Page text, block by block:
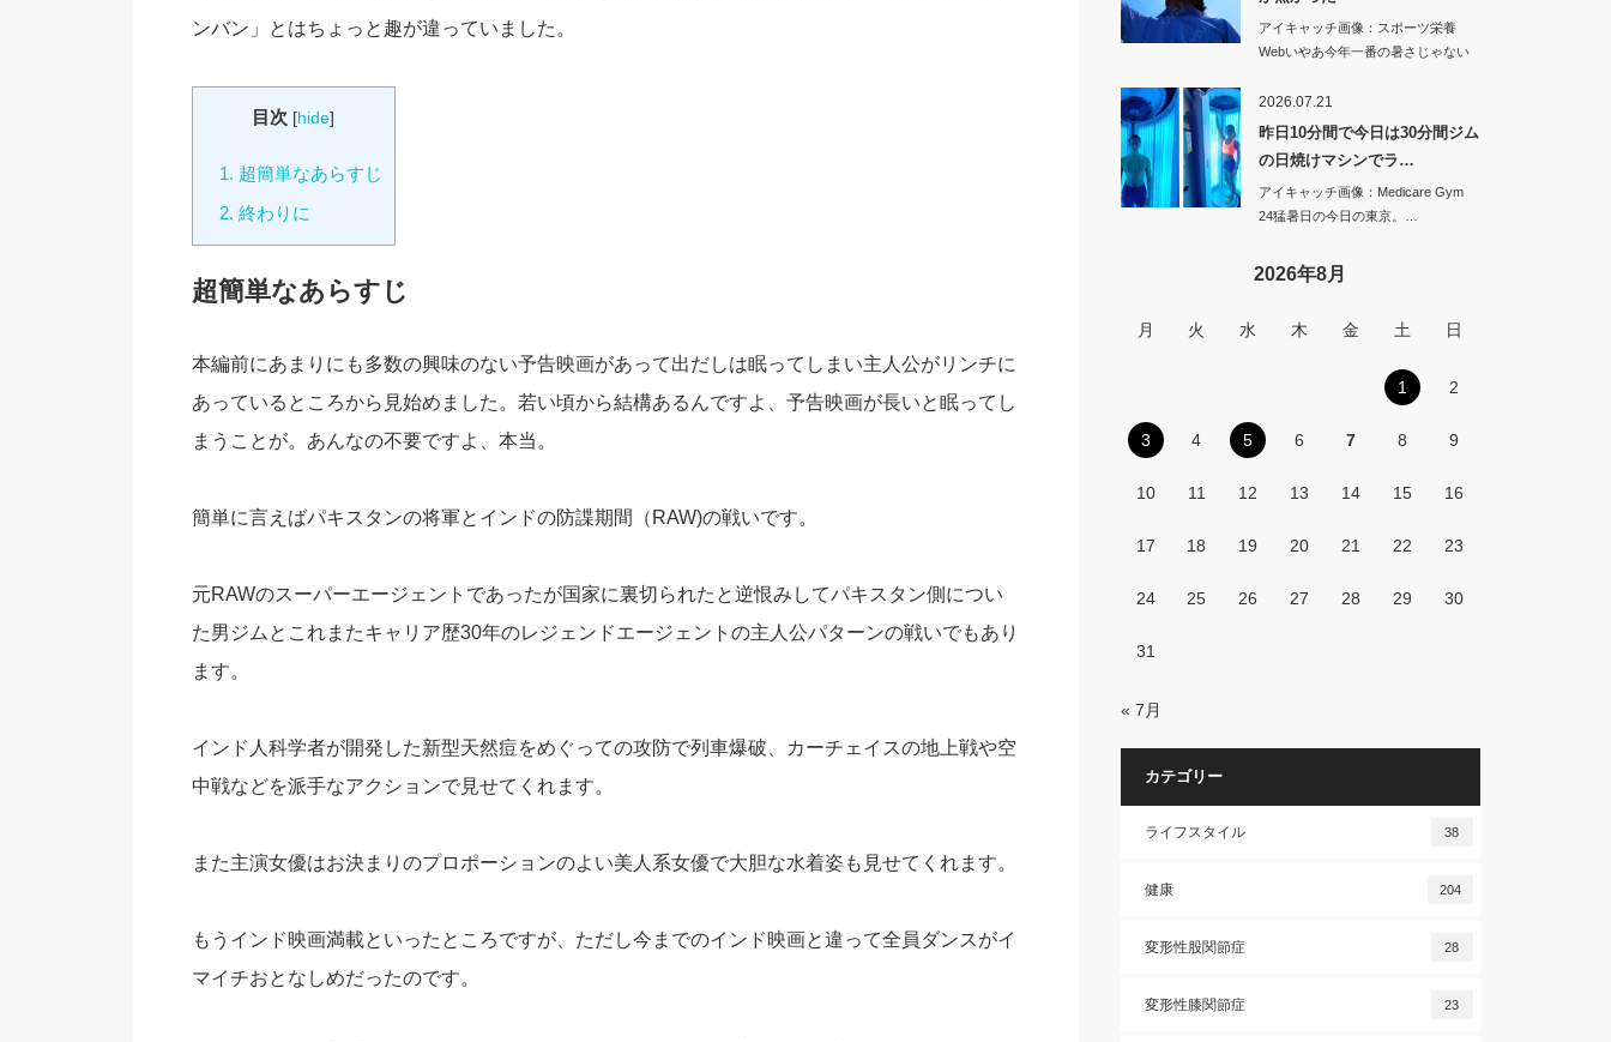
ンバン」とはちょっと趣が違っていました。
目次 [hide]
1. 超簡単なあらすじ
2. 終わりに
超簡単なあらすじ
本編前にあまりにも多数の興味のない予告映画があって出だしは眠ってしまい主人公がリンチに
あっているところから見始めました。若い頃から結構あるんですよ、予告映画が長いと眠ってし
まうことが。あんなの不要ですよ、本当。
簡単に言えばパキスタンの将軍とインドの防諜期間（RAW)の戦いです。
元RAWのスーパーエージェントであったが国家に裏切られたと逆恨みしてパキスタン側につい
た男ジムとこれまたキャリア歴30年のレジェンドエージェントの主人公パターンの戦いでもあり
ます。
インド人科学者が開発した新型天然痘をめぐっての攻防で列車爆破、カーチェイスの地上戦や空
中戦などを派手なアクションで見せてくれます。
また主演女優はお決まりのプロポーションのよい美人系女優で大胆な水着姿も見せてくれます。
もうインド映画満載といったところですが、ただし今までのインド映画と違って全員ダンスがイ
マイチおとなしめだったのです。
アイキャッチ画像：スポーツ栄養
Webいやあ今年一番の暑さじゃない
2026.07.21
昨日10分間で今日は30分間ジム
の日焼けマシンでラ…
アイキャッチ画像：Medicare Gym
24猛暑日の今日の東京。…
2026年8月
月 火 水 木 金 土 日
1 2
3 4 5 6 7 8 9
10 11 12 13 14 15 16
17 18 19 20 21 22 23
24 25 26 27 28 29 30
31
« 7月
カテゴリー
ライフスタイル 38
健康 204
変形性股関節症 28
変形性膝関節症 23